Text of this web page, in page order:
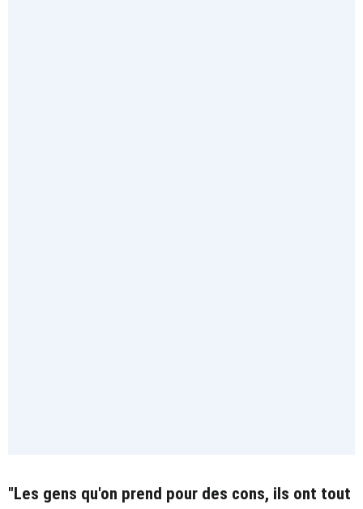
"Les gens qu'on prend pour des cons, ils ont tout